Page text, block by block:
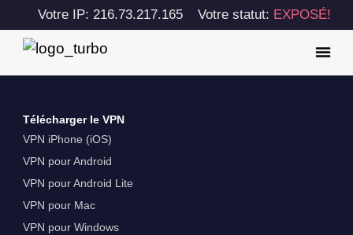
Votre IP: 216.73.217.165 Votre statut: EXPOSÉ!
Télécharger le VPN
VPN iPhone (iOS)
VPN pour Android
VPN pour Android Lite
VPN pour Mac
VPN pour Windows